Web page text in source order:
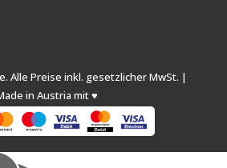
Alle Preise inkl. gesetzlicher MwSt. |
in Austria mit ♥